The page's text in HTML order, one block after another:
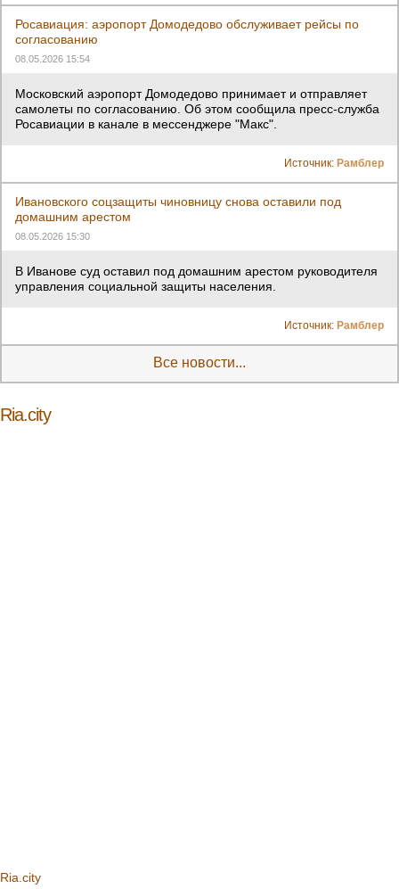
Росавиация: аэропорт Домодедово обслуживает рейсы по
согласованию
08.05.2026 15:54
Московский аэропорт Домодедово принимает и отправляет
самолеты по согласованию. Об этом сообщила пресс-служба
Росавиации в канале в мессенджере "Макс".
Источник: Рамблер
Ивановского соцзащиты чиновницу снова оставили под
домашним арестом
08.05.2026 15:30
В Иванове суд оставил под домашним арестом руководителя
управления социальной защиты населения.
Источник: Рамблер
Все новости...
Ria.city
Ria.city